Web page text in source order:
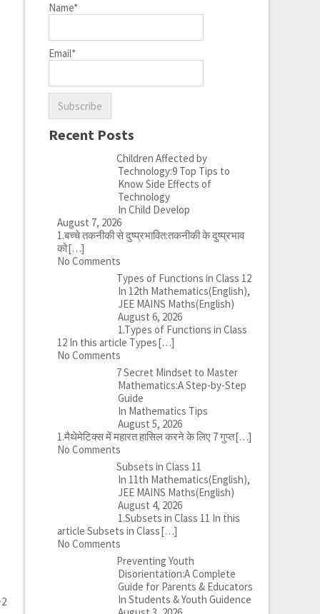
Name*
Email*
Recent Posts
Children Affected by
Technology:9 Top Tips to
Know Side Effects of
Technology
In Child Develop
August 7, 2026
1.बच्चे तकनीकी से दुष्प्रभावित:तकनीकी के दुष्प्रभाव
को[…]
No Comments
Types of Functions in Class 12
In 12th Mathematics(English),
JEE MAINS Maths(English)
August 6, 2026
1.Types of Functions in Class
12 In this article Types[…]
No Comments
7 Secret Mindset to Master
Mathematics:A Step-by-Step
Guide
In Mathematics Tips
August 5, 2026
1.मैथेमेटिक्स में महारत हासिल करने के लिए 7 गुप्त[…]
No Comments
Subsets in Class 11
In 11th Mathematics(English),
JEE MAINS Maths(English)
August 4, 2026
1.Subsets in Class 11 In this
article Subsets in Class[…]
No Comments
Preventing Youth
Disorientation:A Complete
Guide for Parents & Educators
In Students & Youth Guidence